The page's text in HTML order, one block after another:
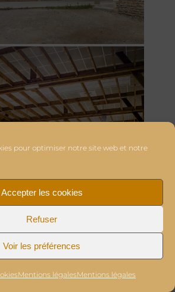
pour optimiser notre site web et notre
Accepter les cookies
Refuser
Voir les préférences
Mentions légalesMentions légales